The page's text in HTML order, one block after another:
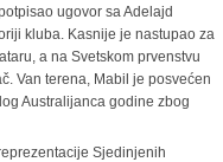
ugovor sa Adelajd
kluba. Kasnije je nastupao za
a na Svetskom prvenstvu
Van terena, Mabil je posvećen
Australijanca godine zbog
Sjedinjenih